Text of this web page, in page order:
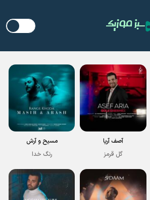
آصف آریا
گل قرمز
مسیح و آرش
رنگ خدا